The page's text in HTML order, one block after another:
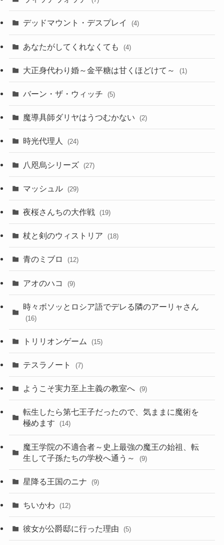
デッドマウント・デスプレイ (4)
あなたがしてくれなくても (4)
大正身代わり婚～金平糖は甘くほどけて～ (1)
バーン・ザ・ウィッチ (5)
魔導具師ダリヤはうつむかない (2)
時光代理人 (24)
八咫烏シリーズ (27)
マッシュル (29)
夜桜さんちの大作戦 (19)
杖と剣のウィストリア (18)
青のミブロ (12)
アオのハコ (9)
時々ボソッとロシア語でデレる隣のアーリャさん
(16)
トリリオンゲーム (15)
テスラノート (7)
ようこそ実力至上主義の教室へ (9)
転生したら第七王子だったので、気ままに魔術を
極めます
(14)
魔王学院の不適合者～史上最強の魔王の始祖、転
生して子孫たちの学校へ通う～
(9)
星降る王国のニナ (9)
ちいかわ (12)
彼女が公爵邸に行った理由 (5)